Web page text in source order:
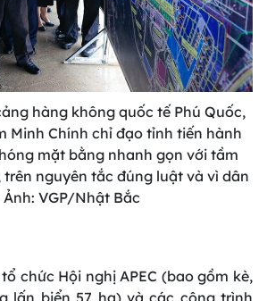
hàng không quốc tế Phú Quốc,
Minh Chính chỉ đạo tỉnh tiến hành
mặt bằng nhanh gọn với tầm
trên nguyên tắc đúng luật và vì dân
Ảnh: VGP/Nhật Bắc
chức Hội nghị APEC (bao gồm kè,
lấn biển 57 ha) và các công trình